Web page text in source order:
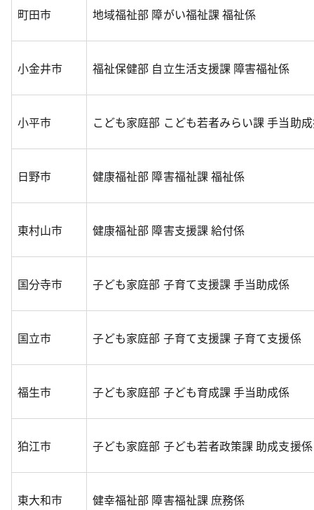
町田市 地域福祉部 障がい福祉課 福祉係
小金井市 福祉保健部 自立生活支援課 障害福祉係
小平市 こども家庭部 こども若者みらい課 手当助
日野市 健康福祉部 障害福祉課 福祉係
東村山市 健康福祉部 障害支援課 給付係
国分寺市 子ども家庭部 子育て支援課 手当助成係
国立市 子ども家庭部 子育て支援課 子育て支援係
福生市 子ども家庭部 子ども育成課 手当助成係
狛江市 子ども家庭部 子ども若者政策課 助成支援係
東大和市 健幸福祉部 障害福祉課 庶務係